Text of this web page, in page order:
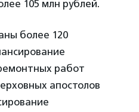
105 млн рублей.
более 120
работ
апостолов